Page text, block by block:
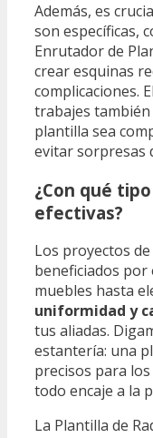
Además, es
son específicas,
Enrutador de
crear esquinas
complicaciones.
trabajes
plantilla sea
evitar sorpresas
¿Con qué
efectivas?
Los proyectos de
beneficiados por
muebles hasta
uniformidad y
tus aliadas.
estantería: una
precisos para
todo encaje a la
La Plantilla de